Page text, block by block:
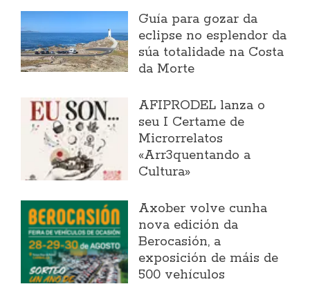
Guía para gozar da
eclipse no esplendor da
súa totalidade na Costa
da Morte
AFIPRODEL lanza o
seu I Certame de
Microrrelatos
«Arr3quentando a
Cultura»
Axober volve cunha
nova edición da
Berocasión, a
exposición de máis de
500 vehículos